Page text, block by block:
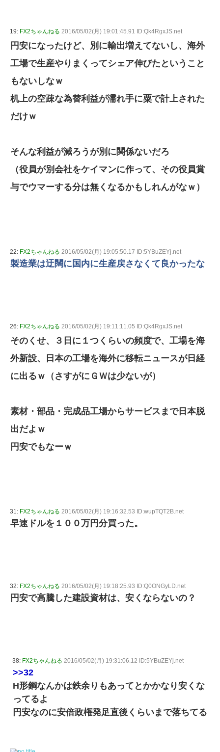
19: FX2ちゃんねる 2016/05/02(月) 19:01:45.91 ID:Qk4RgxJS.net
円安になったけど、別に輸出増えてないし、海外
工場で生産やりまくってシェア伸びたということ
もないしなｗ
机上の空疎な為替利益が濡れ手に粟で計上された
だけｗ
そんな利益が減ろうが別に関係ないだろ
（役員が別会社をケイマンに作って、その役員賞
与でウマーする分は無くなるかもしれんがなｗ）
22: FX2ちゃんねる 2016/05/02(月) 19:05:50.17 ID:5YBuZEYj.net
製造業は迂闊に国内に生産戻さなくて良かったな
26: FX2ちゃんねる 2016/05/02(月) 19:11:11.05 ID:Qk4RgxJS.net
そのくせ、３日に１つくらいの頻度で、工場を海
外新設、日本の工場を海外に移転ニュースが日経
に出るｗ（さすがにＧＷは少ないが）
素材・部品・完成品工場からサービスまで日本脱
出だよｗ
円安でもなーｗ
31: FX2ちゃんねる 2016/05/02(月) 19:16:32.53 ID:wupTQT2B.net
早速ドルを１００万円分買った。
32: FX2ちゃんねる 2016/05/02(月) 19:18:25.93 ID:Q0ONGyLD.net
円安で高騰した建設資材は、安くならないの？
38: FX2ちゃんねる 2016/05/02(月) 19:31:06.12 ID:5YBuZEYj.net
>>32
H形鋼なんかは鉄余りもあってとかかなり安くな
ってるよ
円安なのに安倍政権発足直後くらいまで落ちてる